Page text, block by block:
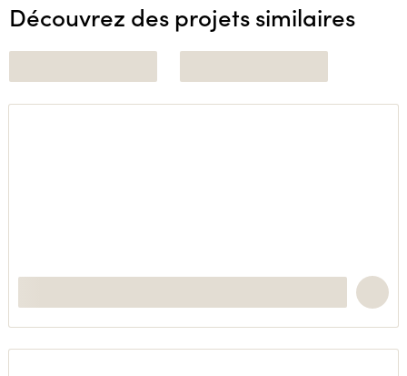
Découvrez des projets similaires